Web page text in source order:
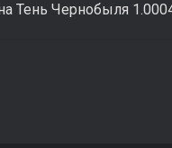
Тень Чернобыля